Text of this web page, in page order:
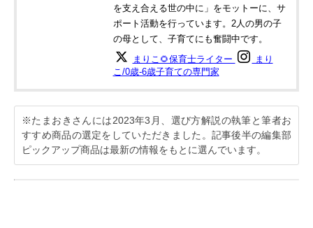
を支え合える世の中に」をモットーに、サ
ポート活動を行っています。2人の男の子
の母として、子育てにも奮闘中です。
まりこ🌻保育士ライター
まり
こ/0歳-6歳子育ての専門家
※たまおきさんには2023年3月、選び方解説の執筆と筆者お
すすめ商品の選定をしていただきました。記事後半の編集部
ピックアップ商品は最新の情報をもとに選んでいます。